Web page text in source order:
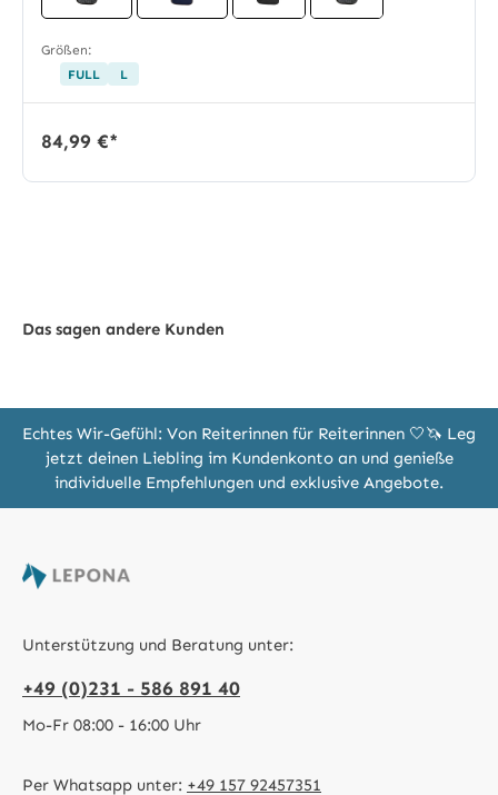
Größen:
FULL
L
84,99 €*
Das sagen andere Kunden
Echtes Wir-Gefühl: Von Reiterinnen für Reiterinnen 🤍🦄 Leg
jetzt deinen Liebling im Kundenkonto an und genieße
individuelle Empfehlungen und exklusive Angebote.
Unterstützung und Beratung unter:
+49 (0)231 - 586 891 40
Mo-Fr 08:00 - 16:00 Uhr
Per Whatsapp unter: +49 157 92457351